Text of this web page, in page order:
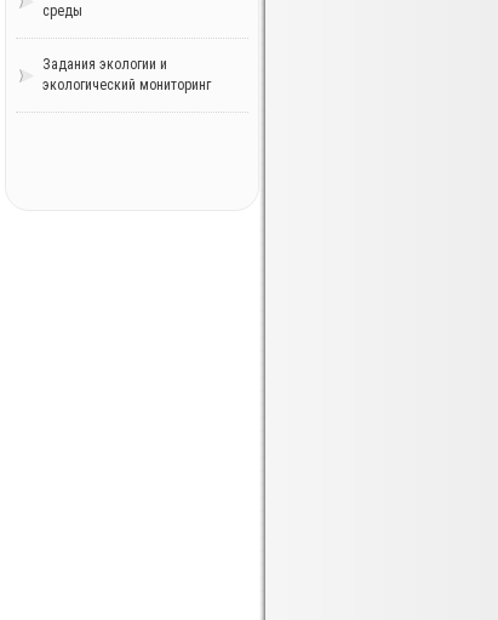
среды
Задания экологии и
экологический мониторинг